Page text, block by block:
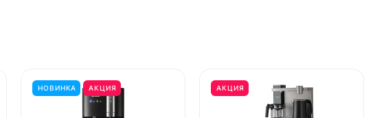
НОВИНКА АКЦИЯ АКЦИЯ